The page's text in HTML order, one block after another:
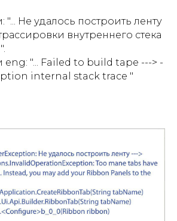
"... Не удалось построить ленту
внутреннего стека
eng: "... Failed to build tape ---> -
internal stack trace "